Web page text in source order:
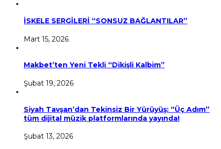
İSKELE SERGİLERİ “SONSUZ BAĞLANTILAR”
Mart 15, 2026
Makbet’ten Yeni Tekli “Dikişli Kalbim”
Şubat 19, 2026
Siyah Tavşan’dan Tekinsiz Bir Yürüyüş: “Üç Adım”
tüm dijital müzik platformlarında yayında!
Şubat 13, 2026